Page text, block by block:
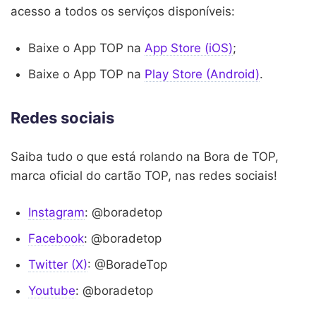
acesso a todos os serviços disponíveis:
Baixe o App TOP na App Store (iOS);
Baixe o App TOP na Play Store (Android).
Redes sociais
Saiba tudo o que está rolando na Bora de TOP,
marca oficial do cartão TOP, nas redes sociais!
Instagram: @boradetop
Facebook: @boradetop
Twitter (X): @BoradeTop
Youtube: @boradetop